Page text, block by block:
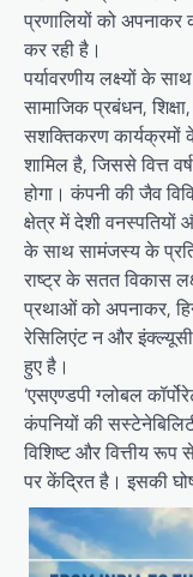
प्रणालियों को अपनाकर
कर रही है।
पर्यावरणीय लक्ष्यों के
सामाजिक प्रबंधन,
सशक्तिकरण कार्यक्रमों
शामिल है, जिससे वित्त
होगा। कंपनी की जैव
क्षेत्र में देशी
के साथ सामंजस्य के
राष्ट्र के सतत विकास
प्रथाओं को अपनाकर,
रेसिलिएंट न और
हुए है।
’एसएण्डपी ग्लोबल
कंपनियों की
विशिष्ट और वित्तीय रूप
पर केंद्रित है। इसकी